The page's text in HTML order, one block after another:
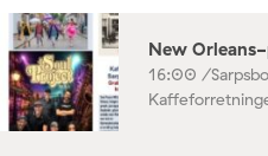
New
16:00 /